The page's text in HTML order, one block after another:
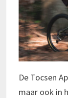
De Tocsen
maar ook in